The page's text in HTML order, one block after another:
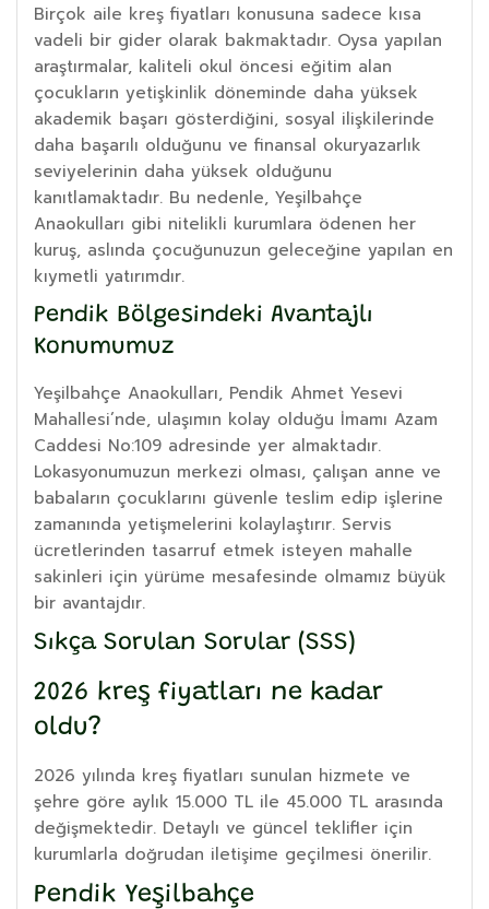
Birçok aile kreş fiyatları konusuna sadece kısa
vadeli bir gider olarak bakmaktadır. Oysa yapılan
araştırmalar, kaliteli okul öncesi eğitim alan
çocukların yetişkinlik döneminde daha yüksek
akademik başarı gösterdiğini, sosyal ilişkilerinde
daha başarılı olduğunu ve finansal okuryazarlık
seviyelerinin daha yüksek olduğunu
kanıtlamaktadır. Bu nedenle, Yeşilbahçe
Anaokulları gibi nitelikli kurumlara ödenen her
kuruş, aslında çocuğunuzun geleceğine yapılan en
kıymetli yatırımdır.
Pendik Bölgesindeki Avantajlı
Konumumuz
Yeşilbahçe Anaokulları, Pendik Ahmet Yesevi
Mahallesi’nde, ulaşımın kolay olduğu İmamı Azam
Caddesi No:109 adresinde yer almaktadır.
Lokasyonumuzun merkezi olması, çalışan anne ve
babaların çocuklarını güvenle teslim edip işlerine
zamanında yetişmelerini kolaylaştırır. Servis
ücretlerinden tasarruf etmek isteyen mahalle
sakinleri için yürüme mesafesinde olmamız büyük
bir avantajdır.
Sıkça Sorulan Sorular (SSS)
2026 kreş fiyatları ne kadar
oldu?
2026 yılında kreş fiyatları sunulan hizmete ve
şehre göre aylık 15.000 TL ile 45.000 TL arasında
değişmektedir. Detaylı ve güncel teklifler için
kurumlarla doğrudan iletişime geçilmesi önerilir.
Pendik Yeşilbahçe